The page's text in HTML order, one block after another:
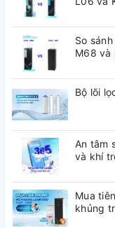
mẫu mới
- Máy lọc nước
nước xuất hiện lần
kính cường lực tràn
vòi 3 chế độ Nóng -
an toàn cho gia đình
So
M68 và
Bộ lõi
An tâm
và khí
Mua
khủng